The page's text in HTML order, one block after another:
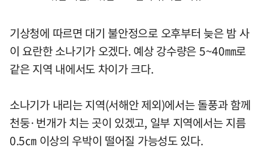
기상청에 따르면 대기 불안정으로 오후부터 늦은 밤 사
이 요란한 소나기가 오겠다. 예상 강수량은 5~40㎜로
같은 지역 내에서도 차이가 크다.
소나기가 내리는 지역(서해안 제외)에서는 돌풍과 함께
천둥·번개가 치는 곳이 있겠고, 일부 지역에서는 지름
0.5㎝ 이상의 우박이 떨어질 가능성도 있다.